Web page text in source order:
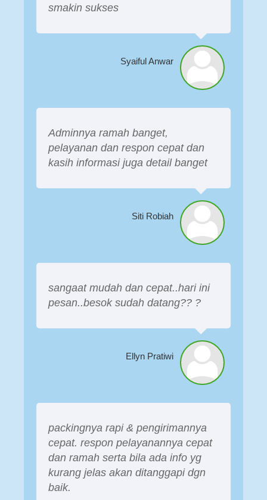
smakin sukses
Syaiful Anwar
Adminnya ramah banget,
pelayanan dan respon cepat dan
kasih informasi juga detail banget
Siti Robiah
sangaat mudah dan cepat..hari ini
pesan..besok sudah datang?? ?
Ellyn Pratiwi
packingnya rapi & pengirimannya
cepat. respon pelayanannya cepat
dan ramah serta bila ada info yg
kurang jelas akan ditanggapi dgn
baik.